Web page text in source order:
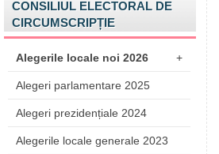
CONSILIUL ELECTORAL DE
CIRCUMSCRIPȚIE
Alegerile locale noi 2026 +
Alegeri parlamentare 2025
Alegeri prezidențiale 2024
Alegerile locale generale 2023